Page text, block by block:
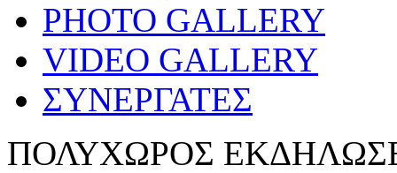
PHOTO GALLERY
VIDEO GALLERY
ΣΥΝΕΡΓΑΤΕΣ
ΠΟΛΥΧΩΡΟΣ